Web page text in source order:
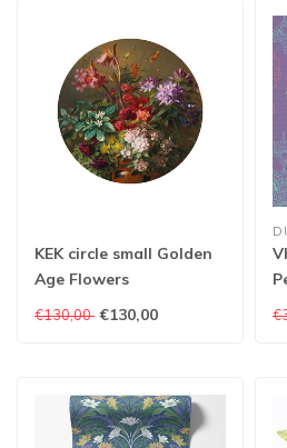
KEK circle small Golden
Age Flowers
€130,00 €130,00